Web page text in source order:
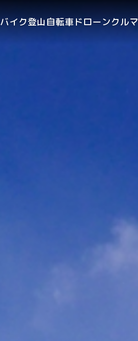
バイク登山 自転車 ドローンクルマ